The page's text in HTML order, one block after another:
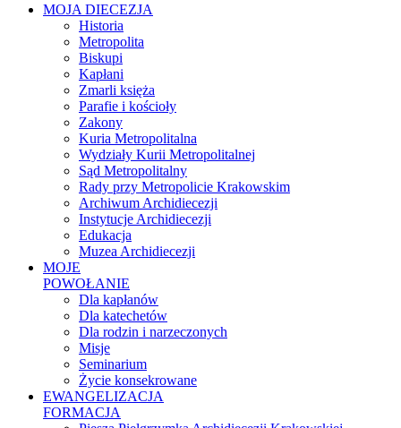
MOJA DIECEZJA
Historia
Metropolita
Biskupi
Kapłani
Zmarli księża
Parafie i kościoły
Zakony
Kuria Metropolitalna
Wydziały Kurii Metropolitalnej
Sąd Metropolitalny
Rady przy Metropolicie Krakowskim
Archiwum Archidiecezji
Instytucje Archidiecezji
Edukacja
Muzea Archidiecezji
MOJE
POWOŁANIE
Dla kapłanów
Dla katechetów
Dla rodzin i narzeczonych
Misje
Seminarium
Życie konsekrowane
EWANGELIZACJA
FORMACJA